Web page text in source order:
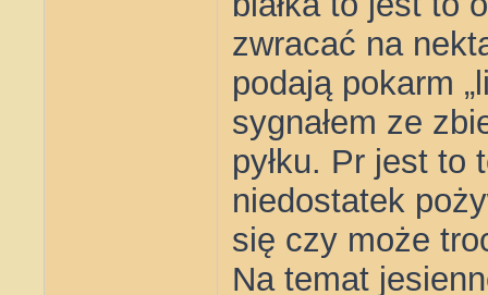
zwracać na
podają pokarm
sygnałem ze
pyłku. Pr jest to
niedostatek
się czy może
Na temat